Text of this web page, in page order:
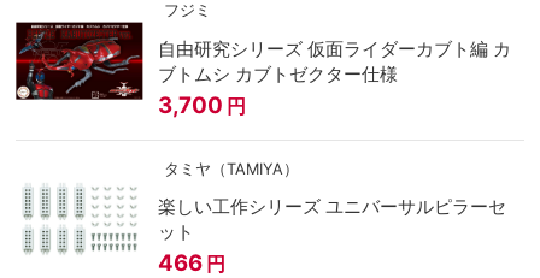
フジミ
自由研究シリーズ 仮面ライダーカブト編 カ
ブトムシ カブトゼクター仕様
3,700 円
タミヤ（TAMIYA）
楽しい工作シリーズ ユニバーサルピラーセ
ット
466 円